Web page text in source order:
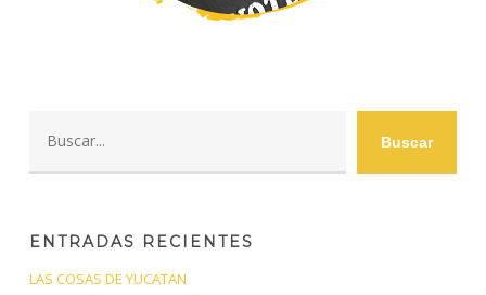
Buscar
ENTRADAS RECIENTES
LAS COSAS DE YUCATAN